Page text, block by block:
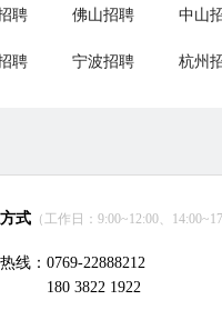
聘 佛山招聘 中山
聘 宁波招聘 杭州
式 （工作日：9:00~12:00、
线：0769-22888212
180 3822 1922